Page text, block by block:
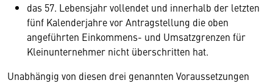
das 57. Lebensjahr vollendet und innerhalb der letzten
fünf Kalenderjahre vor Antragstellung die oben
angeführten Einkommens- und Umsatzgrenzen für
Kleinunternehmer nicht überschritten hat.
Unabhängig von diesen drei genannten Voraussetzungen